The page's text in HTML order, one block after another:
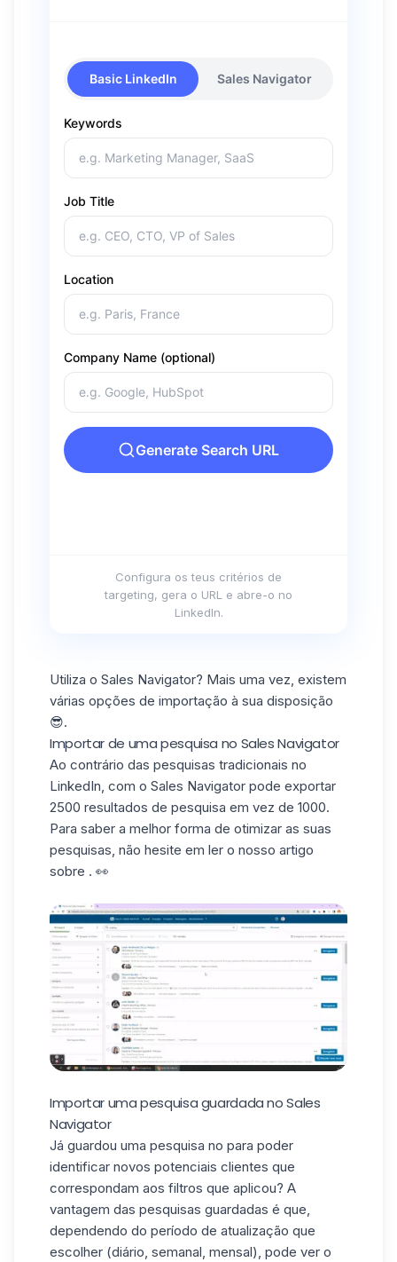
Configura os teus critérios de
targeting, gera o URL e abre-o no
LinkedIn.
Utiliza o Sales Navigator? Mais uma vez, existem
várias opções de importação à sua disposição
😎.
Importar de uma pesquisa no Sales Navigator
Ao contrário das pesquisas tradicionais no
LinkedIn, com o Sales Navigator pode exportar
2500 resultados de pesquisa em vez de 1000.
Para saber a melhor forma de otimizar as suas
pesquisas, não hesite em ler o nosso artigo
sobre . 👀
Importar uma pesquisa guardada no Sales
Navigator
Já guardou uma pesquisa no para poder
identificar novos potenciais clientes que
correspondam aos filtros que aplicou? A
vantagem das pesquisas guardadas é que,
dependendo do período de atualização que
escolher (diário, semanal, mensal), pode ver o